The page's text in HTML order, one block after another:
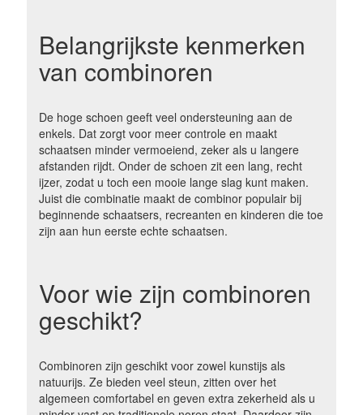
Belangrijkste kenmerken
van combinoren
De hoge schoen geeft veel ondersteuning aan de
enkels. Dat zorgt voor meer controle en maakt
schaatsen minder vermoeiend, zeker als u langere
afstanden rijdt. Onder de schoen zit een lang, recht
ijzer, zodat u toch een mooie lange slag kunt maken.
Juist die combinatie maakt de combinor populair bij
beginnende schaatsers, recreanten en kinderen die toe
zijn aan hun eerste echte schaatsen.
Voor wie zijn combinoren
geschikt?
Combinoren zijn geschikt voor zowel kunstijs als
natuurijs. Ze bieden veel steun, zitten over het
algemeen comfortabel en geven extra zekerheid als u